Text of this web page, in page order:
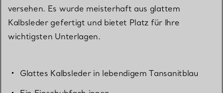
versehen. Es wurde meisterhaft aus glattem
Kalbsleder gefertigt und bietet Platz für Ihre
wichtigsten Unterlagen.
Glattes Kalbsleder in lebendigem Tansanitblau